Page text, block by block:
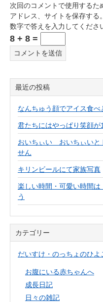
次回のコメントで使用する
アドレス、サイトを保存する。
数字で答えを入力してくださ
8 + 8 =
最近の投稿
なんちゅう顔でアイス食べ
君たちにはやっぱり笑顔が
おいちぃい おいちぃいと
せん
キリンビールにて家族写真
楽しい時間・可愛い時間
う
カテゴリー
だいすけ・のっちょのひよ
お腹にいる赤ちゃんへ
成長日記
日々の雑記